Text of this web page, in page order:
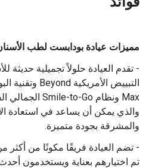
مميزات عيادة بودابست لطب
- تقدم العيادة حلولاً تجميلية حديثة
والذي يمكن أن يساعد في استعادة
والمشرقة بجودة متميزة.
تم اختيارهم بعناية ويستخدمون أحدث